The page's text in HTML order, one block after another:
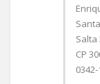
Salta
CP